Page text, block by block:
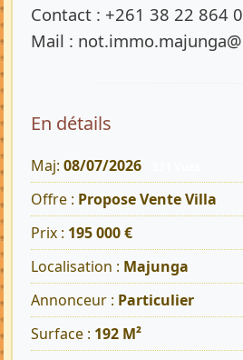
Contact : +261 38 22 864
Mail :
En détails
Maj: 08/07/2026
Offre : Propose Vente Villa
Prix : 195 000 €
Localisation : Majunga
Annonceur : Particulier
Surface : 192 M²